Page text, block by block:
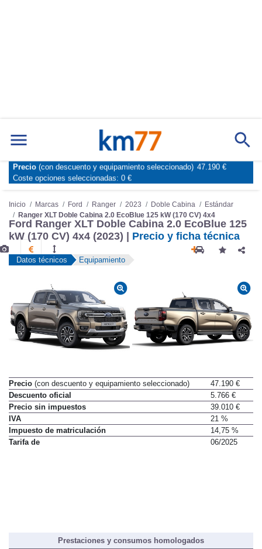
Marcas Comparador de coches
Inicio Marcas Ford Ranger 2023 Doble Cabina
Estándar
Ranger XLT Doble Cabina 2.0 EcoBlue 125 kW (170 CV) 4x4
Ford Ranger XLT Doble Cabina 2.0 EcoBlue 125
kW (170 CV) 4x4 (2023) | Precio y ficha técnica
Datos técnicos Equipamiento
Precio (con descuento y equipamiento seleccionado)
47.190 €
Descuento oficial
5.766 €
Precio sin impuestos
39.010 €
IVA
21 %
Impuesto de matriculación
14,75 %
Tarifa de
06/2025
Prestaciones y consumos homologados
Precio (con descuento y equipamiento seleccionado) 47.190 €
Coste opciones seleccionadas: 0 €